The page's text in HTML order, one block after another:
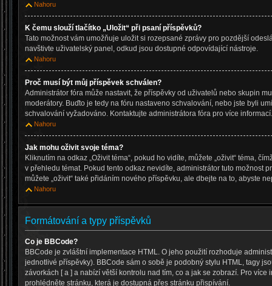
Nahoru
K čemu slouží tlačítko „Uložit“ při psaní příspěvků?
Tato možnost vám umožňuje uložit si rozepsané zprávy pro pozdější
navštivte uživatelský panel, odkud jsou dostupné odpovídající nástroje.
Nahoru
Proč musí být můj příspěvek schválen?
Administrátor fóra může nastavit, že příspěvky od uživatelů nebo skupin
moderátory. Buďto je tedy na fóru nastaveno schvalování, nebo jste byli
schvalování vyžadováno. Kontaktujte administrátora fóra pro více informací.
Nahoru
Jak mohu oživit svoje téma?
Kliknutím na odkaz „Oživit téma“, pokud ho vidíte, můžete „oživit“ téma,
v přehledu témat. Pokud tento odkaz nevidíte, administrátor tuto možnost
můžete „oživit“ také přidáním nového příspěvku, ale dbejte na to, abyste
Nahoru
Formátování a typy příspěvků
Co je BBCode?
BBCode je zvláštní implementace HTML. O jeho použití rozhoduje
jednotlivé příspěvky). BBCode sám o sobě je podobný stylu HTML, tagy
závorkách [ a ] a nabízí větší kontrolu nad tím, co a jak se zobrazí. Pro více
prohlédněte stránku, která je dostupná přes stránku přispívání.